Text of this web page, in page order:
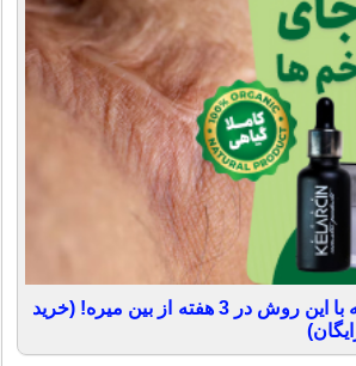
جای هر زخم و بخیه با این روش در 3 هفته از بین میره! (خرید